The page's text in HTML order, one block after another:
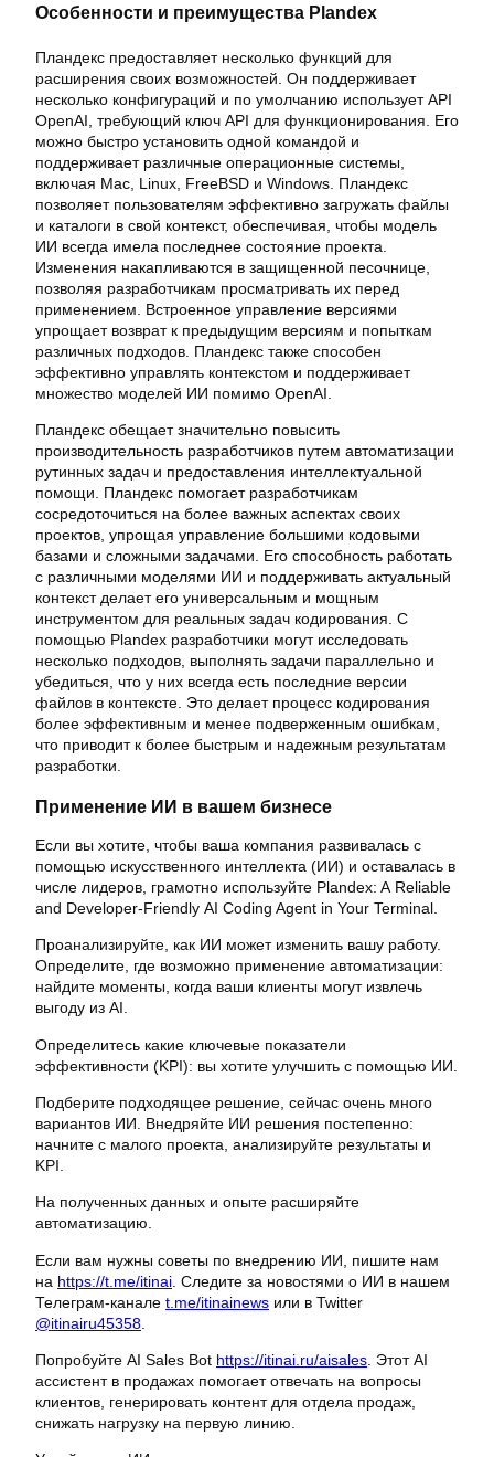
Особенности и преимущества Plandex
Пландекс предоставляет несколько функций для
расширения своих возможностей. Он поддерживает
несколько конфигураций и по умолчанию использует API
OpenAI, требующий ключ API для функционирования. Его
можно быстро установить одной командой и
поддерживает различные операционные системы,
включая Mac, Linux, FreeBSD и Windows. Пландекс
позволяет пользователям эффективно загружать файлы
и каталоги в свой контекст, обеспечивая, чтобы модель
ИИ всегда имела последнее состояние проекта.
Изменения накапливаются в защищенной песочнице,
позволяя разработчикам просматривать их перед
применением. Встроенное управление версиями
упрощает возврат к предыдущим версиям и попыткам
различных подходов. Пландекс также способен
эффективно управлять контекстом и поддерживает
множество моделей ИИ помимо OpenAI.
Пландекс обещает значительно повысить
производительность разработчиков путем автоматизации
рутинных задач и предоставления интеллектуальной
помощи. Пландекс помогает разработчикам
сосредоточиться на более важных аспектах своих
проектов, упрощая управление большими кодовыми
базами и сложными задачами. Его способность работать
с различными моделями ИИ и поддерживать актуальный
контекст делает его универсальным и мощным
инструментом для реальных задач кодирования. С
помощью Plandex разработчики могут исследовать
несколько подходов, выполнять задачи параллельно и
убедиться, что у них всегда есть последние версии
файлов в контексте. Это делает процесс кодирования
более эффективным и менее подверженным ошибкам,
что приводит к более быстрым и надежным результатам
разработки.
Применение ИИ в вашем бизнесе
Если вы хотите, чтобы ваша компания развивалась с
помощью искусственного интеллекта (ИИ) и оставалась в
числе лидеров, грамотно используйте Plandex: A Reliable
and Developer-Friendly AI Coding Agent in Your Terminal.
Проанализируйте, как ИИ может изменить вашу работу.
Определите, где возможно применение автоматизации:
найдите моменты, когда ваши клиенты могут извлечь
выгоду из AI.
Определитесь какие ключевые показатели
эффективности (KPI): вы хотите улучшить с помощью ИИ.
Подберите подходящее решение, сейчас очень много
вариантов ИИ. Внедряйте ИИ решения постепенно:
начните с малого проекта, анализируйте результаты и
KPI.
На полученных данных и опыте расширяйте
автоматизацию.
Если вам нужны советы по внедрению ИИ, пишите нам
на https://t.me/itinai . Следите за новостями о ИИ в нашем
Телеграм-канале t.me/itinainews или в Twitter
@itinairu45358
Попробуйте AI Sales Bot https://itinai.ru/aisales . Этот AI
ассистент в продажах помогает отвечать на вопросы
клиентов, генерировать контент для отдела продаж,
снижать нагрузку на первую линию.